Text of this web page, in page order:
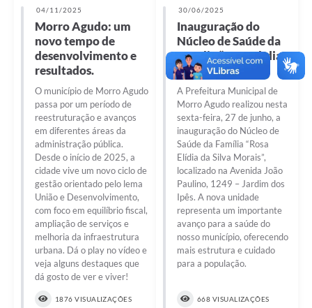
04/11/2025
Morro Agudo: um
novo tempo de
desenvolvimento e
resultados.
O município de Morro Agudo
passa por um período de
reestruturação e avanços
em diferentes áreas da
administração pública.
Desde o início de 2025, a
cidade vive um novo ciclo de
gestão orientado pelo lema
União e Desenvolvimento,
com foco em equilíbrio fiscal,
ampliação de serviços e
melhoria da infraestrutura
urbana. Dá o play no vídeo e
veja alguns destaques que
dá gosto de ver e viver!
1876 VISUALIZAÇÕES
30/06/2025
Inauguração do
Núcleo de Saúde da
Família “Rosa Elídia
da Silva Morais”
A Prefeitura Municipal de
Morro Agudo realizou nesta
sexta-feira, 27 de junho, a
inauguração do Núcleo de
Saúde da Família “Rosa
Elídia da Silva Morais”,
localizado na Avenida João
Paulino, 1249 – Jardim dos
Ipês. A nova unidade
representa um importante
avanço para a saúde do
nosso município, oferecendo
mais estrutura e cuidado
para a população.
668 VISUALIZAÇÕES